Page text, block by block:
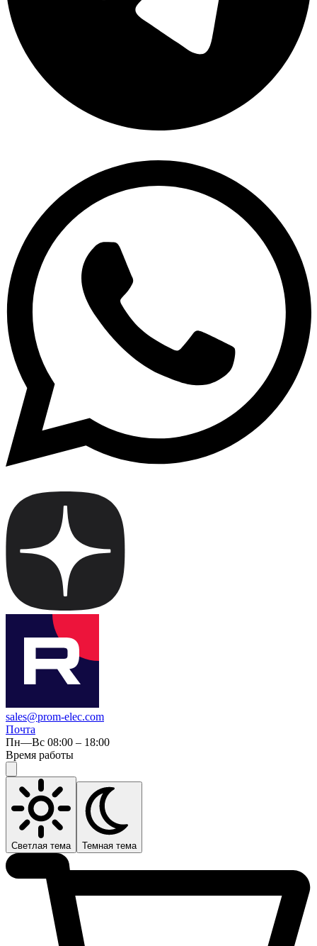
sales@prom-elec.com
Почта
Пн—Вс 08:00 – 18:00
Время работы
Светлая тема Темная тема